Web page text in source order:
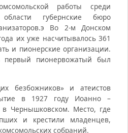
работы среди
губернские бюро
Во 2-м Донском
их уже насчитывалось 361
и пионерские организации.
пионервожатый был
безбожников» и атеистов
в 1927 году Иоанно –
в Чернышковском. Место, где
и крестили младенцев,
собраний.